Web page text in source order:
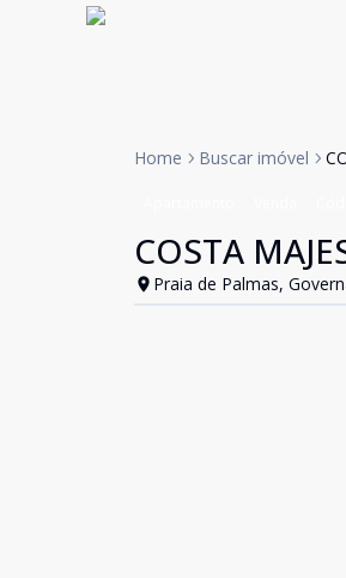
Home Buscar imóvel
COSTA
Praia de Palmas,